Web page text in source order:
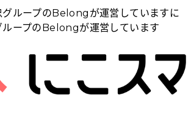
グループのBelongが運営しています に
ループのBelongが運営しています